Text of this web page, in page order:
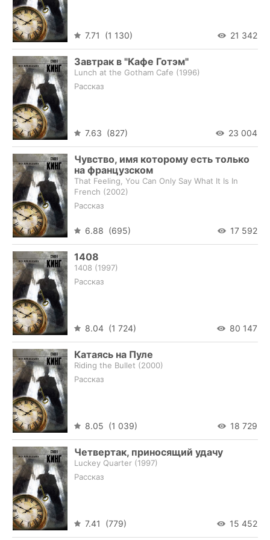
7.71 (1 130) 21 342
Завтрак в "Кафе Готэм"
Lunch at the Gotham Cafe (1996)
Рассказ
7.63 (827) 23 004
Чувство, имя которому есть только
на французском
That Feeling, You Can Only Say What It Is In
French (2002)
Рассказ
6.88 (695) 17 592
1408
1408 (1997)
Рассказ
8.04 (1 724) 80 147
Катаясь на Пуле
Riding the Bullet (2000)
Рассказ
8.05 (1 039) 18 729
Четвертак, приносящий удачу
Luckey Quarter (1997)
Рассказ
7.41 (779) 15 452